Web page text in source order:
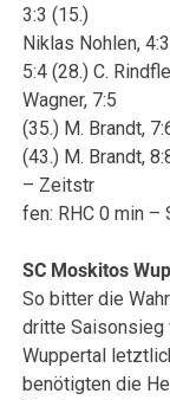
3:3 (15.)
Niklas Nohlen,
5:4 (28.) C.
Wagner, 7:5
(35.) M. Brandt,
(43.) M. Brandt,
– Zeitstr
fen: RHC 0 min –
SC Moskitos
So bitter die
dritte Saisonsieg
Wuppertal
benötigten die